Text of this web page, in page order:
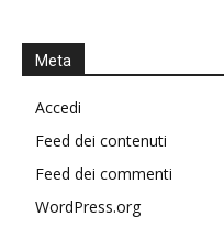
Meta
Accedi
Feed dei contenuti
Feed dei commenti
WordPress.org